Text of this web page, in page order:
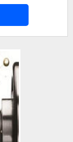
e
de
base